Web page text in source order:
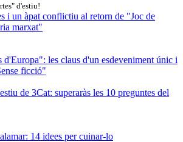
d'estiu!
i un àpat conflictiu al retorn de "Joc de
marxat"
d'Europa": les claus d'un esdeveniment únic i
ficció"
de 3Cat: superaràs les 10 preguntes del
14 idees per cuinar-lo